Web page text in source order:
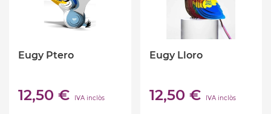
Eugy Ptero
12,50 € IVA inclòs
Eugy Lloro
12,50 € IVA inclòs